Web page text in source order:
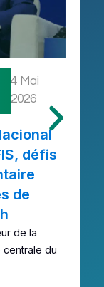
4 Mai
2026
défis
de
de la
centrale du